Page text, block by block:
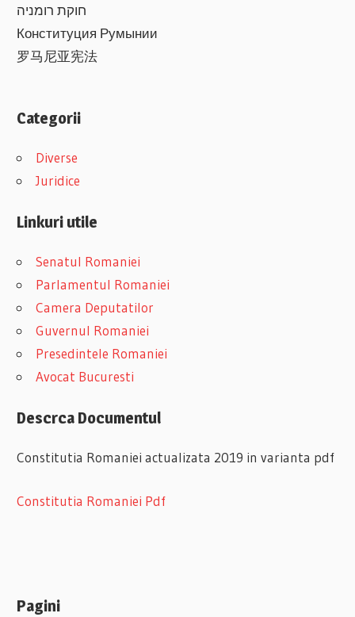
חוקת רומניה
Конституция Румынии
罗马尼亚宪法
Categorii
Diverse
Juridice
Linkuri utile
Senatul Romaniei
Parlamentul Romaniei
Camera Deputatilor
Guvernul Romaniei
Presedintele Romaniei
Avocat Bucuresti
Descrca Documentul
Constitutia Romaniei actualizata 2019 in varianta pdf
Constitutia Romaniei Pdf
Pagini